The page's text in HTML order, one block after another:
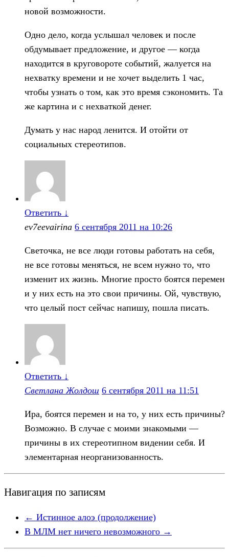
новой возможности.
Одно дело, когда услышал человек и после
обдумывает предложение, и другое — когда
находится в круговороте событий, жалуется на
нехватку времени и не хочет выделить 1 час,
чтобы узнать о том, как это время сэкономить. Та
же картина и с нехваткой денег.
Думать у нас народ ленится. И отойти от
социальных стереотипов.
Ответить ↓
ev7eevairina 6 сентября 2011 на 10:26
Светочка, не все люди готовы работать на себя,
не все готовы меняться, не всем нужно то, что
изменит их жизнь. Многие просто боятся перемен
и у них есть на это свои причины. Ой, чувствую,
что целый пост сейчас напишу, пошла писать.
Ответить ↓
Светлана Жолдош 6 сентября 2011 на 11:51
Ира, боятся перемен и на то, у них есть причины?
Возможно. В случае с моими знакомыми —
причины в их стереотипном видении себя. И
элементарная неорганизованность.
Навигация по записям
← Истинное алоэ (продолжение)
В МЛМ нет ничего невозможного →